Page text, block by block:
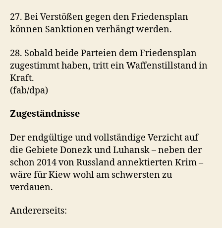
27. Bei Verstößen gegen den Friedensplan
können Sanktionen verhängt werden.
28. Sobald beide Parteien dem Friedensplan
zugestimmt haben, tritt ein Waffenstillstand in
Kraft.
(fab/dpa)
Zugeständnisse
Der endgültige und vollständige Verzicht auf
die Gebiete Donezk und Luhansk – neben der
schon 2014 von Russland annektierten Krim –
wäre für Kiew wohl am schwersten zu
verdauen.
Andererseits: